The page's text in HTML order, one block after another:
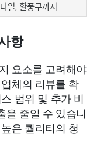
일, 환풍구까지
항
요소를 고려해야
체의 리뷰를 확
범위 및 추가 비
을 줄일 수 있습니
은 퀄리티의 청